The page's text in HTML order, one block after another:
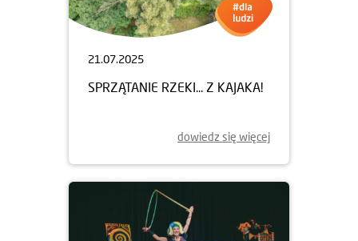
21.07.2025
SPRZĄTANIE RZEKI... Z KAJAKA!
dowiedz się więcej